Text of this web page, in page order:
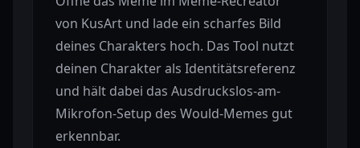
von KusArt und lade ein scharfes Bild
deines Charakters hoch. Das Tool nutzt
deinen Charakter als Identitätsreferenz
und hält dabei das Ausdruckslos-am-
Mikrofon-Setup des Would-Memes gut
erkennbar.